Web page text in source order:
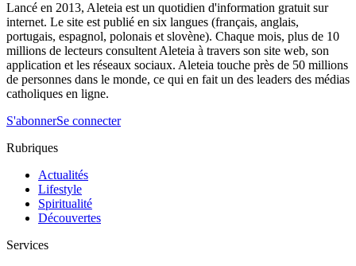
Lancé en 2013, Aleteia est un quotidien d'information gratuit sur
internet. Le site est publié en six langues (français, anglais,
portugais, espagnol, polonais et slovène). Chaque mois, plus de 10
millions de lecteurs consultent Aleteia à travers son site web, son
application et les réseaux sociaux. Aleteia touche près de 50 millions
de personnes dans le monde, ce qui en fait un des leaders des médias
catholiques en ligne.
S'abonnerSe connecter
Rubriques
Actualités
Lifestyle
Spiritualité
Découvertes
Services